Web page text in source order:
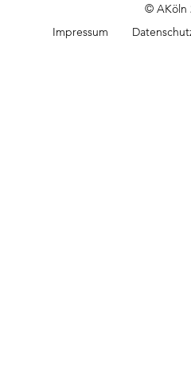
© AKöln
Impressum